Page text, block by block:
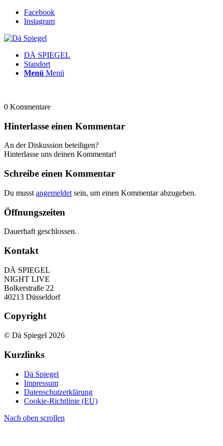
Facebook
Instagram
DÄ SPIEGEL
Standort
Menü Menü
0 Kommentare
Hinterlasse einen Kommentar
An der Diskussion beteiligen?
Hinterlasse uns deinen Kommentar!
Schreibe einen Kommentar
Du musst angemeldet sein, um einen Kommentar abzugeben.
Öffnungszeiten
Dauerhaft geschlossen.
Kontakt
DÄ SPIEGEL
NIGHT LIVE
Bolkerstraße 22
40213 Düsseldorf
Copyright
© Dä Spiegel 2026
Kurzlinks
Dä Spiegel
Impressum
Datenschutzerklärung
Cookie-Richtlinie (EU)
Nach oben scrollen